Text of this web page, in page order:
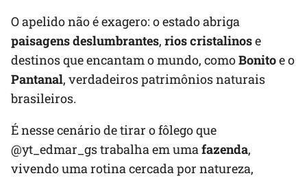
O apelido não é exagero: o estado abriga
paisagens deslumbrantes, rios cristalinose
destinos que encantam o mundo, comoBonitoe o
Pantanal, verdadeiros patrimônios naturais
brasileiros.
É nesse cenário de tirar o fôlego que
@yt_edmar_gs trabalha em umafazenda,
vivendo uma rotina cercada por natureza,